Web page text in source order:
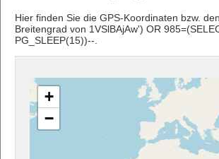
Hier finden Sie die GPS-Koordinaten bzw.
Breitengrad von 1VSlBAjAw') OR
PG_SLEEP(15))--.
+
−